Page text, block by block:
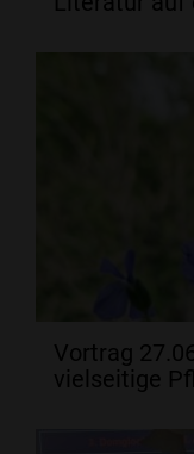
Vortrag
vielseitige